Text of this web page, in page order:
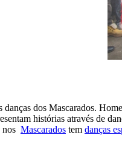
dos Mascarados.
histórias através de
nos Mascarados tem danças